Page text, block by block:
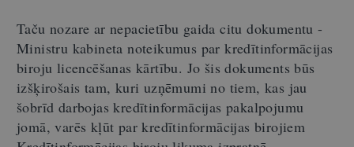
Taču nozare ar nepacietību gaida citu dokumentu -
Ministru kabineta noteikumus par kredītinformācijas
biroju licencēšanas kārtību. Jo šis dokuments būs
izšķirošais tam, kuri uzņēmumi no tiem, kas jau
šobrīd darbojas kredītinformācijas pakalpojumu
jomā, varēs kļūt par kredītinformācijas birojiem